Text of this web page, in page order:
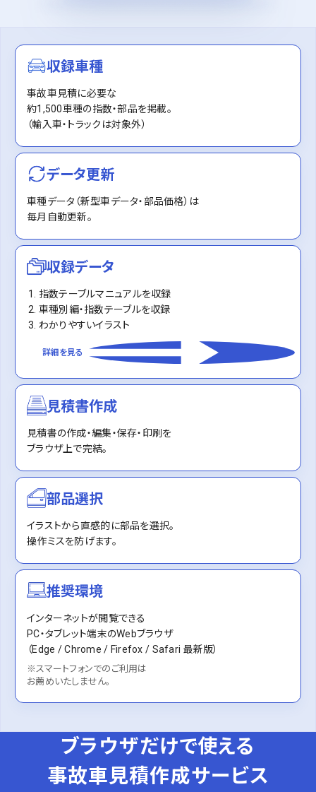
収録車種
事故車見積に必要な
約1,500車種の指数・部品を掲載。
（輸入車・トラックは対象外）
データ更新
車種データ（新型車データ・部品価格）は
毎月自動更新。
収録データ
指数テーブルマニュアルを収録
車種別編・指数テーブルを収録
わかりやすいイラスト
詳細を見る
見積書作成
見積書の作成・編集・保存・印刷を
ブラウザ上で完結。
部品選択
イラストから直感的に部品を選択。
操作ミスを防げます。
推奨環境
インターネットが閲覧できる
PC・タブレット端末のWebブラウザ
（Edge / Chrome / Firefox / Safari 最新版）
※スマートフォンでのご利用は
お薦めいたしません。
ブラウザだけで使える
事故車見積作成サービス